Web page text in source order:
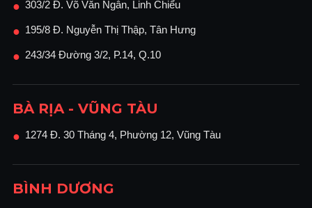
● 303/2 Đ. Võ Văn Ngân, Linh Chiểu
● 195/8 Đ. Nguyễn Thị Thập, Tân Hưng
● 243/34 Đường 3/2, P.14, Q.10
BÀ RỊA - VŨNG TÀU
● 1274 Đ. 30 Tháng 4, Phường 12, Vũng Tàu
BÌNH DƯƠNG